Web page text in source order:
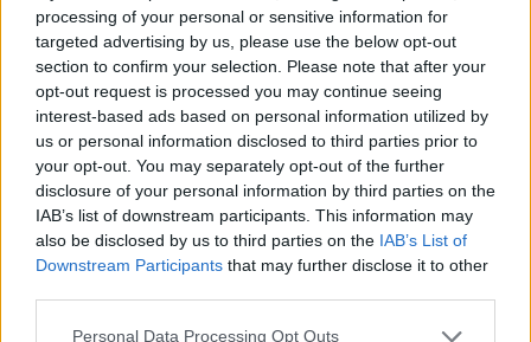
processing of your personal or sensitive information for
targeted advertising by us, please use the below opt-out
section to confirm your selection. Please note that after your
opt-out request is processed you may continue seeing
interest-based ads based on personal information utilized by
us or personal information disclosed to third parties prior to
your opt-out. You may separately opt-out of the further
disclosure of your personal information by third parties on the
IAB’s list of downstream participants. This information may
also be disclosed by us to third parties on the IAB’s List of
Downstream Participants that may further disclose it to other
Personal Data Processing Opt Outs
In evidenza